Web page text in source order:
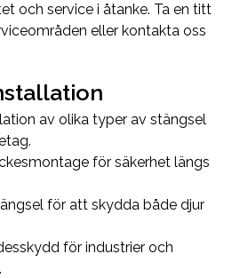
och service i åtanke. Ta en titt
eller kontakta oss
av olika typer av stängsel
för säkerhet längs
för att skydda både djur
för industrier och